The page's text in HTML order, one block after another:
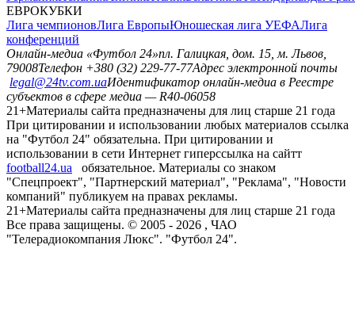
ЕВРОКУБКИ
Лига чемпионовЛига ЕвропыЮношеская лига УЕФАЛига
конференций
Онлайн-медиа «Футбол 24»пл. Галицкая, дом. 15, м. Львов,
79008Телефон +380 (32) 229-77-77Адрес электронной почты
legal@24tv.com.uaИдентификатор онлайн-медиа в Реестре
субъектов в сфере медиа — R40-06058
21+Материалы сайта предназначены для лиц старше 21 года
При цитировании и использовании любых материалов ссылка
на "Футбол 24" обязательна. При цитировании и
использовании в сети Интернет гиперссылка на сайтт
football24.ua
обязательное. Материалы со знаком
"Спецпроект", "Партнерский материал", "Реклама", "Новости
компаний" публикуем на правах рекламы.
21+Материалы сайта предназначены для лиц старше 21 года
Все права защищены. © 2005 - 2026 , ЧАО
"Телерадиокомпания Люкс". "Футбол 24".